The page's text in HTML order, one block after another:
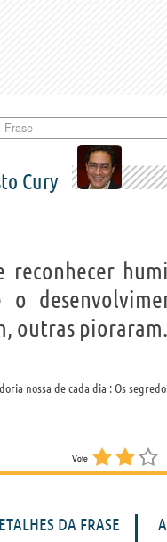
Frase
Cury
reconhecer
o
outras
nossa de cada dia : Os
Vote
DA FRASE